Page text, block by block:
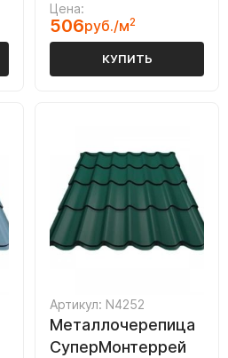
Цена:
506руб./м2
КУПИТЬ
Артикул: N4252
Металлочерепица
СуперМонтеррей